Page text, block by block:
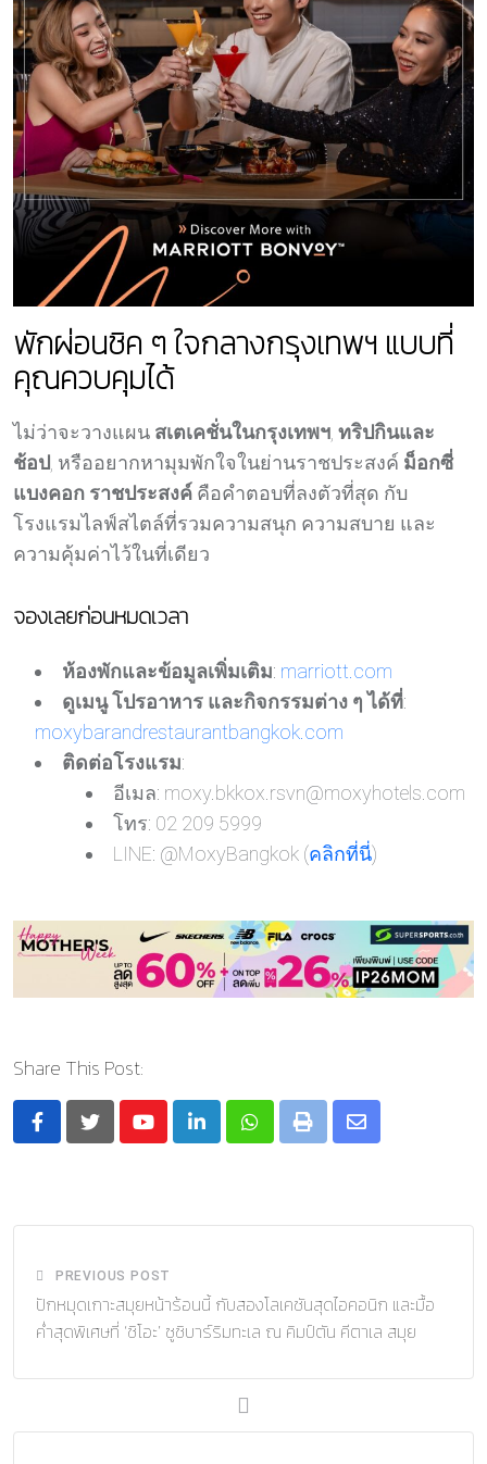
พักผ่อนชิค ๆ ใจกลางกรุงเทพฯ แบบที่
คุณควบคุมได้
ไม่ว่าจะวางแผน สเตเคชั่นในกรุงเทพฯ ทริปกินและ
ช้อป , หรืออยากหามุมพักใจในย่านราชประสงค์ ม็อกซี่
แบงคอก ราชประสงค์ คือคำตอบที่ลงตัวที่สุด กับ
โรงแรมไลฟ์สไตล์ที่รวมความสนุก ความสบาย และ
ความคุ้มค่าไว้ในที่เดียว
จองเลยก่อนหมดเวลา
ห้องพักและข้อมูลเพิ่มเติม: marriott.com
ดูเมนู โปรอาหาร และกิจกรรมต่าง ๆ ได้ที่:
moxybarandrestaurantbangkok.com
ติดต่อโรงแรม:
อีเมล: moxy.bkkox.rsvn@moxyhotels.com
โทร: 02 209 5999
LINE: @MoxyBangkok (คลิกที่นี่)
Share This Post:
YoutubeLinkedInWhatsapp
Print
Share
PREVIOUS POST
ปักหมุดเกาะสมุยหน้าร้อนนี้ กับสองโลเคชันสุดไอคอนิก และมื้อ
ค่ำสุดพิเศษที่ ‘ชิโอะ’ ซูชิบาร์ริมทะเล ณ คิมป์ตัน คีตาเล สมุย